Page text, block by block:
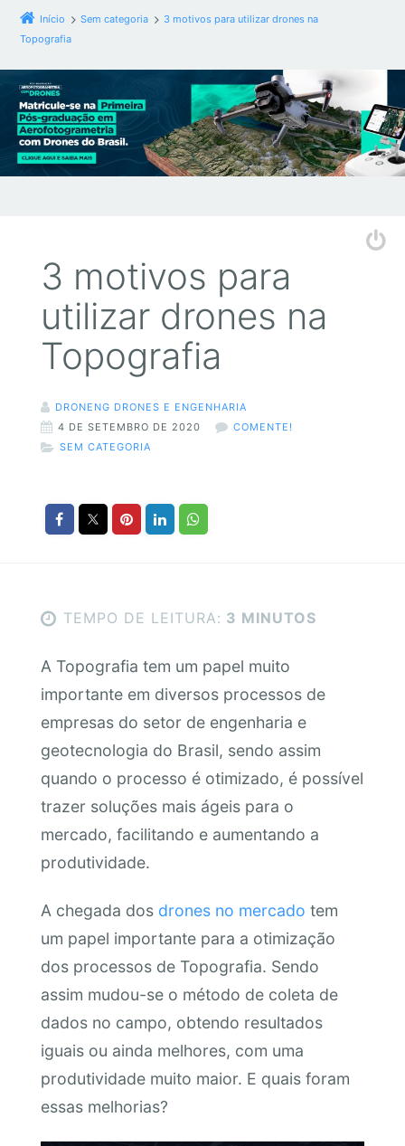
Início Sem categoria
3 motivos para utilizar drones na
Topografia
3 motivos para
utilizar drones na
Topografia
DRONENG DRONES E ENGENHARIA
4 DE SETEMBRO DE 2020
COMENTE!
SEM CATEGORIA
TEMPO DE LEITURA: 3 MINUTOS
A Topografia tem um papel muito
importante em diversos processos de
empresas do setor de engenharia e
geotecnologia do Brasil, sendo assim
quando o processo é otimizado, é possível
trazer soluções mais ágeis para o
mercado, facilitando e aumentando a
produtividade.
A chegada dos drones no mercado tem
um papel importante para a otimização
dos processos de Topografia. Sendo
assim mudou-se o método de coleta de
dados no campo, obtendo resultados
iguais ou ainda melhores, com uma
produtividade muito maior. E quais foram
essas melhorias?